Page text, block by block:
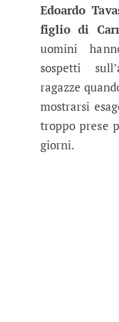
Edoardo
figlio di
uomini
sospetti
ragazze
mostrarsi
troppo prese
giorni.